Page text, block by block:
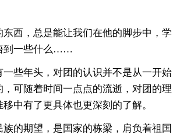
东西，总是能让我们在他的脚步中，学
到一些什么……
一些年头，对团的认识并不是从一开始
可随着时间一点点的流逝，对团的理
中有了更具体也更深刻的了解。
的期望，是国家的栋梁，肩负着祖国